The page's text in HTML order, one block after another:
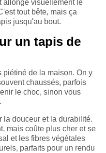
allonge visuellement le
tout bête, mais ça
jusqu'au bout.
un tapis de
piétiné de la maison. On y
chaussés, parfois
le choc, sinon vous
la douceur et la durabilité.
mais coûte plus cher et se
et les fibres végétales
parfaits pour un rendu